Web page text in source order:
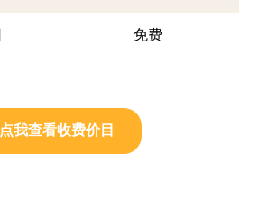
免费
点我查看收费价目